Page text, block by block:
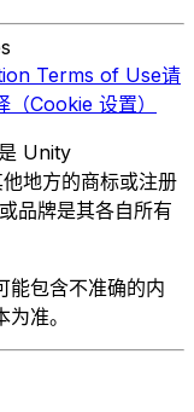
Terms of Use请
（Cookie 设置）
Unity
地方的商标或注册
品牌是其各自所有
能包含不准确的内
准。